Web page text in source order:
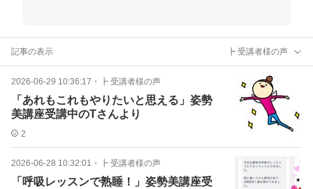
記事の表示 ┣ 受講者様の声
2026-06-29 10:36:17 ・ ┣ 受講者様の声
「あれもこれもやりたいと思える」姿勢
美講座受講中のTさんより
2
2026-06-28 10:32:01 ・ ┣ 受講者様の声
「呼吸レッスンで熟睡！」姿勢美講座受